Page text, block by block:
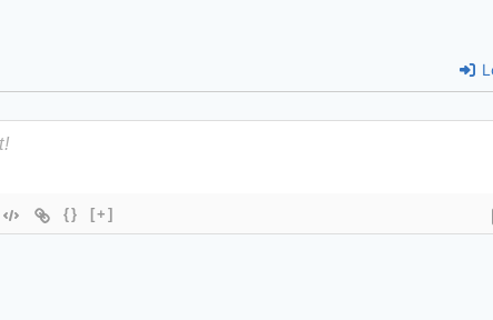
{} [+]